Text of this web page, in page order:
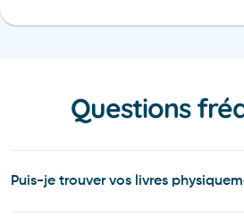
Questions
Puis-je trouver vos livres